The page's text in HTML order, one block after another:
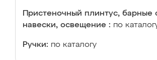
Пристеночный плинтус, барные
навески, освещение : по
Ручки: по каталогу